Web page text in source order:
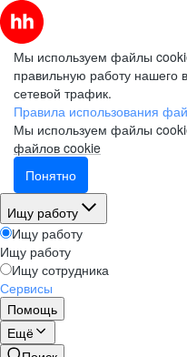
Мы используем файлы
правильную работу нашего
сетевой трафик.
Правила использования
Мы используем файлы
файлов cookie
Понятно
Ищу работу
Ищу работу
Ищу работу
Ищу сотрудника
Сервисы
Помощь
Ещё